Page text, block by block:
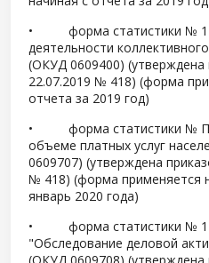
• форма статистики № 1-
деятельности
(ОКУД 0609400) (утверждена
22.07.2019 № 418) (форма
отчета за 2019 год)
• форма статистики № П
объеме платных услуг
0609707) (утверждена
№ 418) (форма применяется
январь 2020 года)
• форма статистики № 1-
"Обследование деловой